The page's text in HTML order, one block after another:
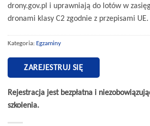
drony.gov.pl i uprawniają do lotów w
dronami klasy C2 zgodnie z przepisami UE.
Kategoria: Egzaminy
ZAREJESTRUJ SIĘ
Rejestracja jest bezpłatna i
szkolenia.